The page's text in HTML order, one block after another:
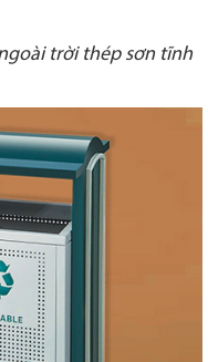
trời thép sơn tĩnh